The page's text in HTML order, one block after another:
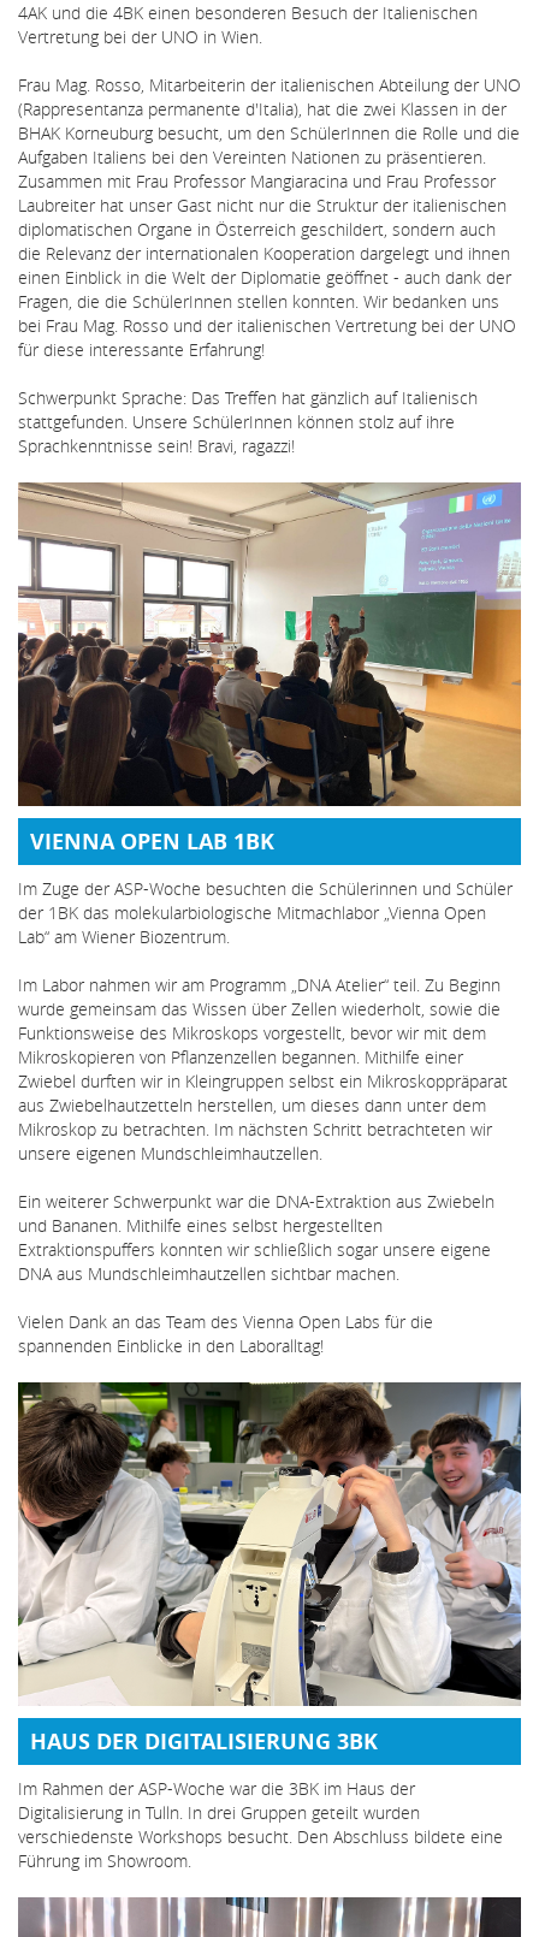
4AK und die 4BK einen besonderen Besuch der Italienischen
Vertretung bei der UNO in Wien.
Frau Mag. Rosso, Mitarbeiterin der italienischen Abteilung der UNO
(Rappresentanza permanente d'Italia), hat die zwei Klassen in der
BHAK Korneuburg besucht, um den SchülerInnen die Rolle und die
Aufgaben Italiens bei den Vereinten Nationen zu präsentieren.
Zusammen mit Frau Professor Mangiaracina und Frau Professor
Laubreiter hat unser Gast nicht nur die Struktur der italienischen
diplomatischen Organe in Österreich geschildert, sondern auch
die Relevanz der internationalen Kooperation dargelegt und ihnen
einen Einblick in die Welt der Diplomatie geöffnet - auch dank der
Fragen, die die SchülerInnen stellen konnten. Wir bedanken uns
bei Frau Mag. Rosso und der italienischen Vertretung bei der UNO
für diese interessante Erfahrung!
Schwerpunkt Sprache: Das Treffen hat gänzlich auf Italienisch
stattgefunden. Unsere SchülerInnen können stolz auf ihre
Sprachkenntnisse sein! Bravi, ragazzi!
VIENNA OPEN LAB 1BK
Im Zuge der ASP-Woche besuchten die Schülerinnen und Schüler
der 1BK das molekularbiologische Mitmachlabor „Vienna Open
Lab“ am Wiener Biozentrum.
Im Labor nahmen wir am Programm „DNA Atelier“ teil. Zu Beginn
wurde gemeinsam das Wissen über Zellen wiederholt, sowie die
Funktionsweise des Mikroskops vorgestellt, bevor wir mit dem
Mikroskopieren von Pflanzenzellen begannen. Mithilfe einer
Zwiebel durften wir in Kleingruppen selbst ein Mikroskoppräparat
aus Zwiebelhautzetteln herstellen, um dieses dann unter dem
Mikroskop zu betrachten. Im nächsten Schritt betrachteten wir
unsere eigenen Mundschleimhautzellen.
Ein weiterer Schwerpunkt war die DNA-Extraktion aus Zwiebeln
und Bananen. Mithilfe eines selbst hergestellten
Extraktionspuffers konnten wir schließlich sogar unsere eigene
DNA aus Mundschleimhautzellen sichtbar machen.
Vielen Dank an das Team des Vienna Open Labs für die
spannenden Einblicke in den Laboralltag!
HAUS DER DIGITALISIERUNG 3BK
Im Rahmen der ASP-Woche war die 3BK im Haus der
Digitalisierung in Tulln. In drei Gruppen geteilt wurden
verschiedenste Workshops besucht. Den Abschluss bildete eine
Führung im Showroom.